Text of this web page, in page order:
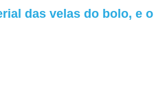
das velas do bolo, e o